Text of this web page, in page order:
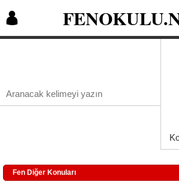
Fen Diğer Konuları